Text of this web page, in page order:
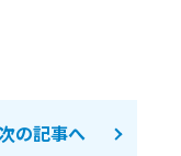
の記事へ